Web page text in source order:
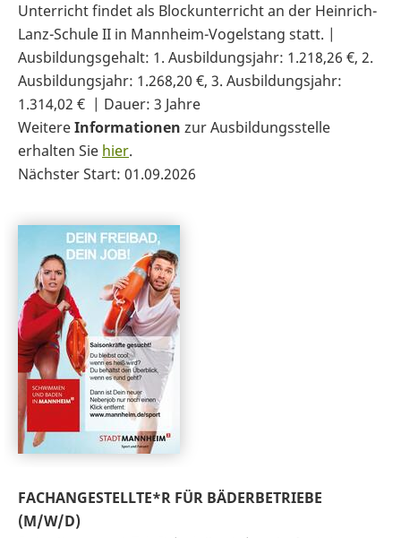
Unterricht findet als Blockunterricht an der Heinrich-
Lanz-Schule II in Mannheim-Vogelstang statt. |
Ausbildungsgehalt: 1. Ausbildungsjahr: 1.218,26 €, 2.
Ausbildungsjahr: 1.268,20 €, 3. Ausbildungsjahr:
1.314,02 € | Dauer: 3 Jahre
WeitereInformationen zur Ausbildungsstelle
erhalten Sie hier.
Nächster Start: 01.09.2026
FACHANGESTELLTE*R FÜR BÄDERBETRIEBE
(M/W/D)